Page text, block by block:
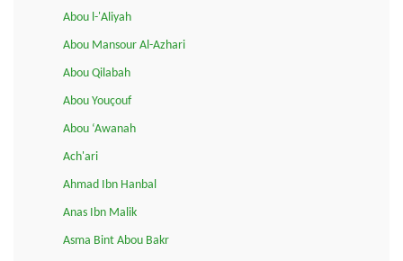
Abou l-'Aliyah
Abou Mansour Al-Azhari
Abou Qilabah
Abou Youçouf
Abou ‘Awanah
Ach'ari
Ahmad Ibn Hanbal
Anas Ibn Malik
Asma Bint Abou Bakr